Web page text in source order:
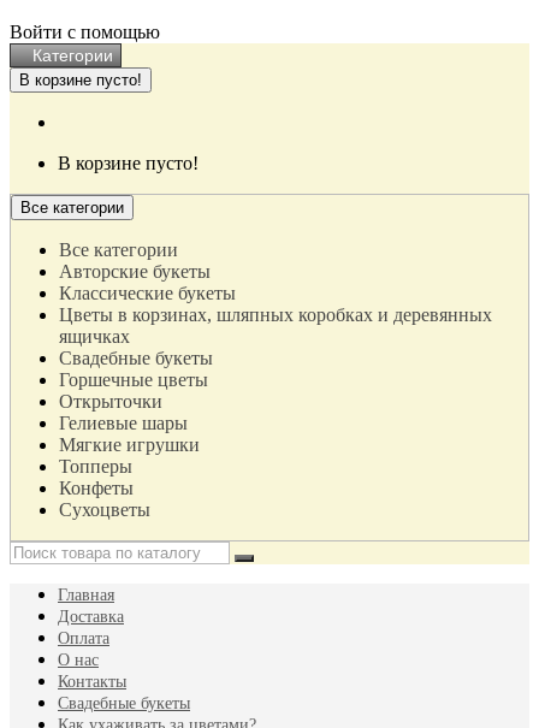
Войти с помощью
Категории
В корзине пусто!
В корзине пусто!
Все категории
Все категории
Авторские букеты
Классические букеты
Цветы в корзинах, шляпных коробках и деревянных
ящичках
Свадебные букеты
Горшечные цветы
Открыточки
Гелиевые шары
Мягкие игрушки
Топперы
Конфеты
Сухоцветы
Главная
Доставка
Оплата
О нас
Контакты
Свадебные букеты